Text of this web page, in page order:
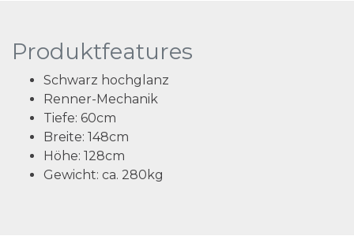
Produktfeatures
Schwarz hochglanz
Renner-Mechanik
Tiefe: 60cm
Breite: 148cm
Höhe: 128cm
Gewicht: ca. 280kg